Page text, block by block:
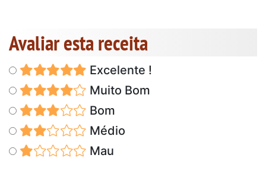
Avaliar esta receita
Excelente !
Muito Bom
Bom
Médio
Mau